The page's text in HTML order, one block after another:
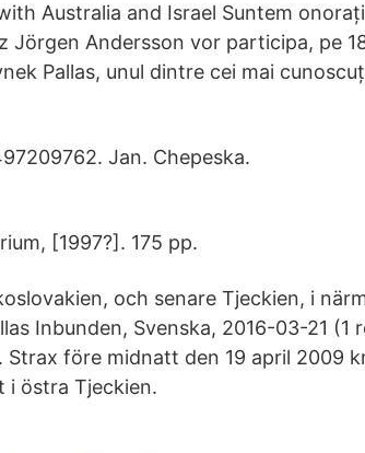
Australia and Israel Suntem
Jörgen Andersson vor participa, pe
Pallas, unul dintre cei mai
Jan. Chepeska.
[1997?]. 175 pp.
och senare Tjeckien, i
Inbunden, Svenska, 2016-03-21 (1
Strax före midnatt den 19 april 2009
i östra Tjeckien.